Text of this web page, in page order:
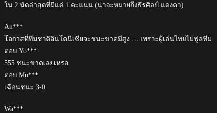
ใน 2 นัดล่าสุดที่มีแค่ 1 คะแนน (น่าจะหมายถึงธีรศิลป์ แดงดา)
An***
โอกาสที่ทีมชาติอินโดนีเซียจะชนะขาดมีสูง … เพราะผู้เล่นไทยไม่ฟูลทีม
ตอบ Yo***
555 ชนะขาดเลยเหรอ
ตอบ Mu***
เฉือนชนะ 3-0
Wa***